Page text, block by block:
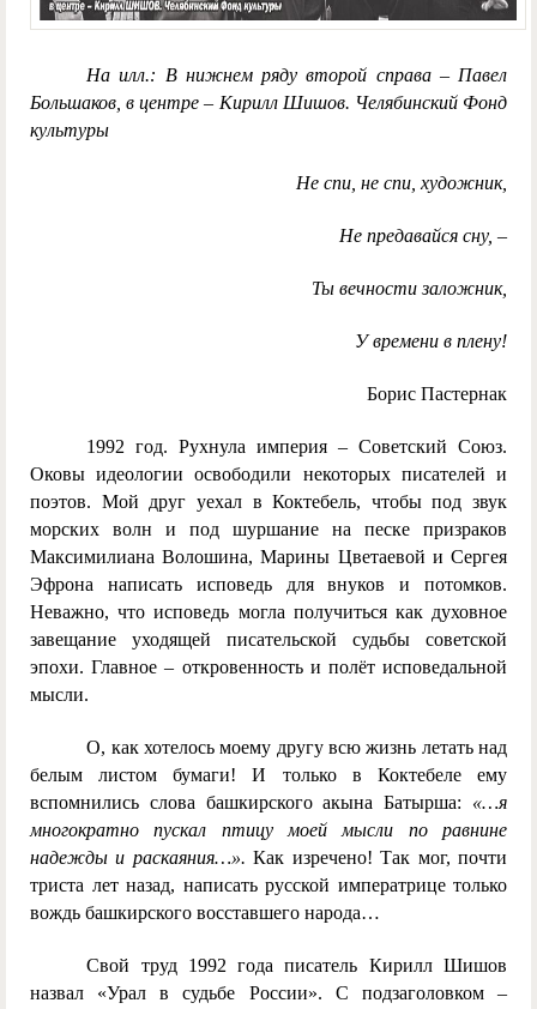
На илл.: В нижнем ряду второй справа – Павел
Большаков, в центре – Кирилл Шишов. Челябинский Фонд
культуры
Не спи, не спи, художник,
Не предавайся сну, –
Ты вечности заложник,
У времени в плену!
Борис Пастернак
1992 год. Рухнула империя – Советский Союз.
Оковы идеологии освободили некоторых писателей и
поэтов. Мой друг уехал в Коктебель, чтобы под звук
морских волн и под шуршание на песке призраков
Максимилиана Волошина, Марины Цветаевой и Сергея
Эфрона написать исповедь для внуков и потомков.
Неважно, что исповедь могла получиться как духовное
завещание уходящей писательской судьбы советской
эпохи. Главное – откровенность и полёт исповедальной
мысли.
О, как хотелось моему другу всю жизнь летать над
белым листом бумаги! И только в Коктебеле ему
вспомнились слова башкирского акына Батырша: «…я
многократно пускал птицу моей мысли по равнине
надежды и раскаяния…».Как изречено! Так мог, почти
триста лет назад, написать русской императрице только
вождь башкирского восставшего народа…
Свой труд 1992 года писатель Кирилл Шишов
назвал «Урал в судьбе России». С подзаголовком –